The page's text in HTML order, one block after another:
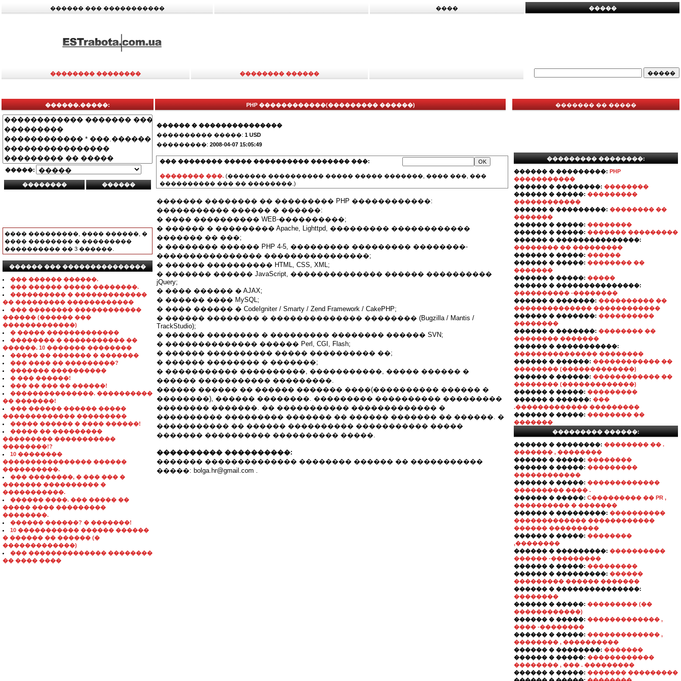
������ ��� ����������� ���� �����
�������� �������� �������� ������
������.�����:
�����:
���� ���������, ���� ������, �
���� �������� � ���������
���������� �� 3 ������.
������ ��� ���������������
��� ������ ������.
��� ������ ����� ��������.
���������� � �������������
�� ��������� ������������
��� �������� ������������
������ (������ ���
�������������)
� ����� �������������
�������� � ����������� ��
������. 10 ������� ��������
����� �� ������� � �������
��� ���� �� ���������?
������� ����������
� ��� ������!
��� �� ��� �� ������!
���������������. ����������
�� �������!
��� ������ ������ �����
������������� ���������
����� ������ � ���� ������!
����� �� ���������
��������� �����������
��������!?
10 ��������
���������������� ������
����������.
��� ��������, � ��� ��� �
������� ���������� �
�����������.
������ ����. ��� ����� ��
����� ���� ���������
��������.
������ ������? � �������!
10 ����������� ������ ������
� ������ �� ������ (�
�������������)
��� �������������� ��������
�� ���� ����
PHP ������������(��������� ������)
������ � ���������������
���������� �����: 1 USD
���������: 2008-04-07 15:05:49
��� �������� ����� ���������� ������� ���:
�������� ���. (������� ���������� ����� ����� �������, ���� ���, ���
���������� ��� �� ��������.)
������� �������� �� ��������� PHP ������������:
����������� ������ � ������:
� ���� ���������� WEB-����������;
� ������ � ��������� Apache, Lighttpd, ��������� ������������
������� �� ���;
� �������� ������ PHP 4-5, ��������� ��������� ��������-
���������������� ����������������;
� ������ ���������� HTML, CSS, XML;
� ������� ������ JavaScript, �������������� ������ ����������
jQuery;
� ���� ������ � AJAX;
� ������ ���� MySQL;
� ���� ������ � CodeIgniter / Smarty / Zend Framework / CakePHP;
� ������ �������� � �������������� �������� (Bugzilla / Mantis /
TrackStudio);
� ������ �������� � ��������� �������� ������ SVN;
� �������������� ������ Perl, CGI, Flash;
� ������ ���������� ����� ���������� ��;
� ������ �������� � �������;
� ����������� ����������, �����������, ����� ������ �
������ ����������� ���������.
������ ������ �� ������ ������� ����(���������� ������ �
��������), ������ ��������. ��������� ���������� ���������
�������� �������. �� ����������� ������������� �
���������� ��������� ������� �� ������ ������� �� ������. �
����������� �� ������ ���������� ����������� �����
������� ���������� ���������� �����.
���������� ����������:
������� �������������� �������� ������ �� �����������
�����: bolga.hr@gmail.com .
������� �� �����
��������� ��������:
������ � ���������: PHP
�����������
������ � ��������: ��������
������ � �����: ���������
������������
������ � ���������: �������� ��
�������
������ � �����: ��������
������ � �����: ������� ���������
������ � ���������������:
�������� �� ���������
������ � �����: ������
������ � �����: �������� ��
�������
������ � �����: �����
������ � ���������������:
���������� -��������
������ � �������: ���������� ��
�������������� ������������
������ � �������: ����������
��������
������ � �������: �������� ��
�������� �������
������ � �����������:
��������������� ��������
������ � ������: ������������ ��
�������� (�������������)
������ � ������: ������������ ��
�������� (�������������)
������ � �����: ���������
������ � ������: ���
.������������� ���������
������ � �����: �������� ��
�������
��������� ������:
������ � ��������: �������� �� .
������� , ��������
������ � �����: ��������
������ � �����: ���������
������������
������ � �����: �������������
��������� ���� .
������ � �����: C��������� �� PR ,
���������� � �������
������ � ���������: ����������
������������� ������������
������ ���������
������ � �����: ��������
,��������
������ � ���������: ����������
������ -���������
������ � �����: ���������
������ � ���������: ������
��������� ������ �������
������ � ���������������:
��������
������ � �����: ��������� (��
������������)
������ � �����: ������������� ,
���� -��������
������ � �����: ������������� ,
�������� , ����������
������ � ��������: �������
������ � �����: ������������
�������� , ��� . ���������
������ � �����: ������� ���������